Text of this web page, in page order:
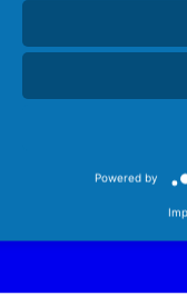
Powered by